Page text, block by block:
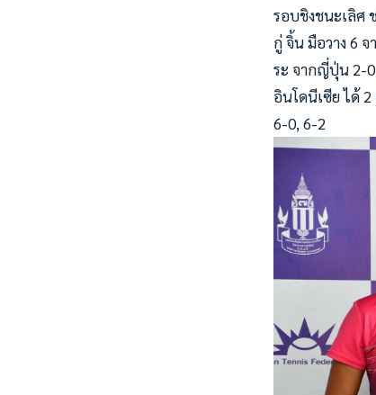
รอบชิงชนะเลิศ
กู่ จิ้น มือวาง 6
ระ จากญี่ปุ่น 2-0
อินโดนีเซีย ได้
6-0, 6-2